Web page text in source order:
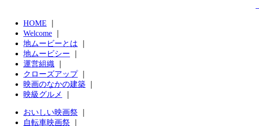
HOME
Welcome
地ムービーとは
地ムービシー
運営組織
クローズアップ｜
映画のなかの建築
映級グルメ
おいしい映画祭
自転車映画祭